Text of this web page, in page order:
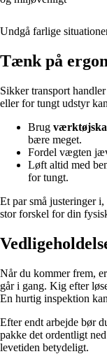
Undgå farlige
Tænk på
Sikker transport
eller for tungt udstyr
Brug
bære meget.
Fordel vægten
Løft altid med
for tungt.
Et par små justeringer
stor forskel for din
Når du kommer frem,
går i gang. Kig efter
En hurtig inspektion
Efter endt arbejde bør
pakke det ordentligt
levetiden betydeligt.